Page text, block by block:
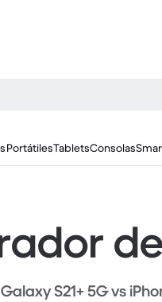
PortátilesTabletsConsolas
Galaxy S21+ 5G vs